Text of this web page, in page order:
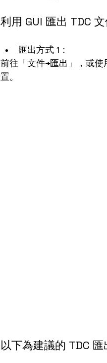
利用 GUI 匯出 TDC
匯出方式 1：
前往「文件→匯出」，或使
置。
以下為建議的 TDC 匯